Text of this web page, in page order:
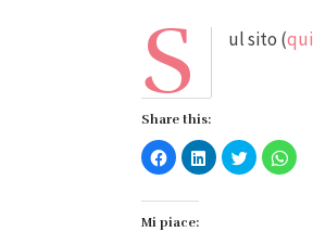
S ul sito (qui
Share this:
Fai
clic
su
Facebook
(Si
Fai
clic
Fai
clic
Fai
clic
Mi piace: